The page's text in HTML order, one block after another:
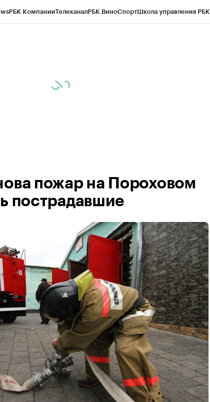
РБК КомпанииТелеканалРБК ВиноСпортШкола управления РБК
пожар на Пороховом
пострадавшие